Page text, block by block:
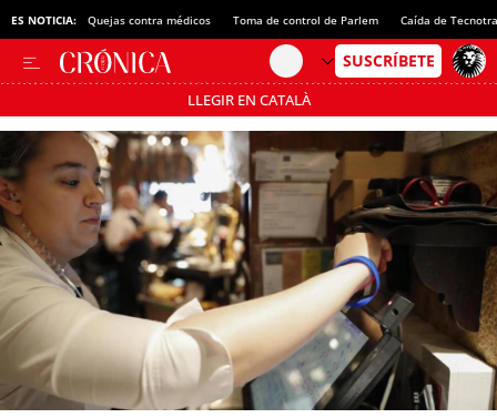
ES NOTICIA: Quejas contra médicos Toma de control de Parlem Caída de
LLEGIR EN CATALÀ
Pásate al MODO AHORRO